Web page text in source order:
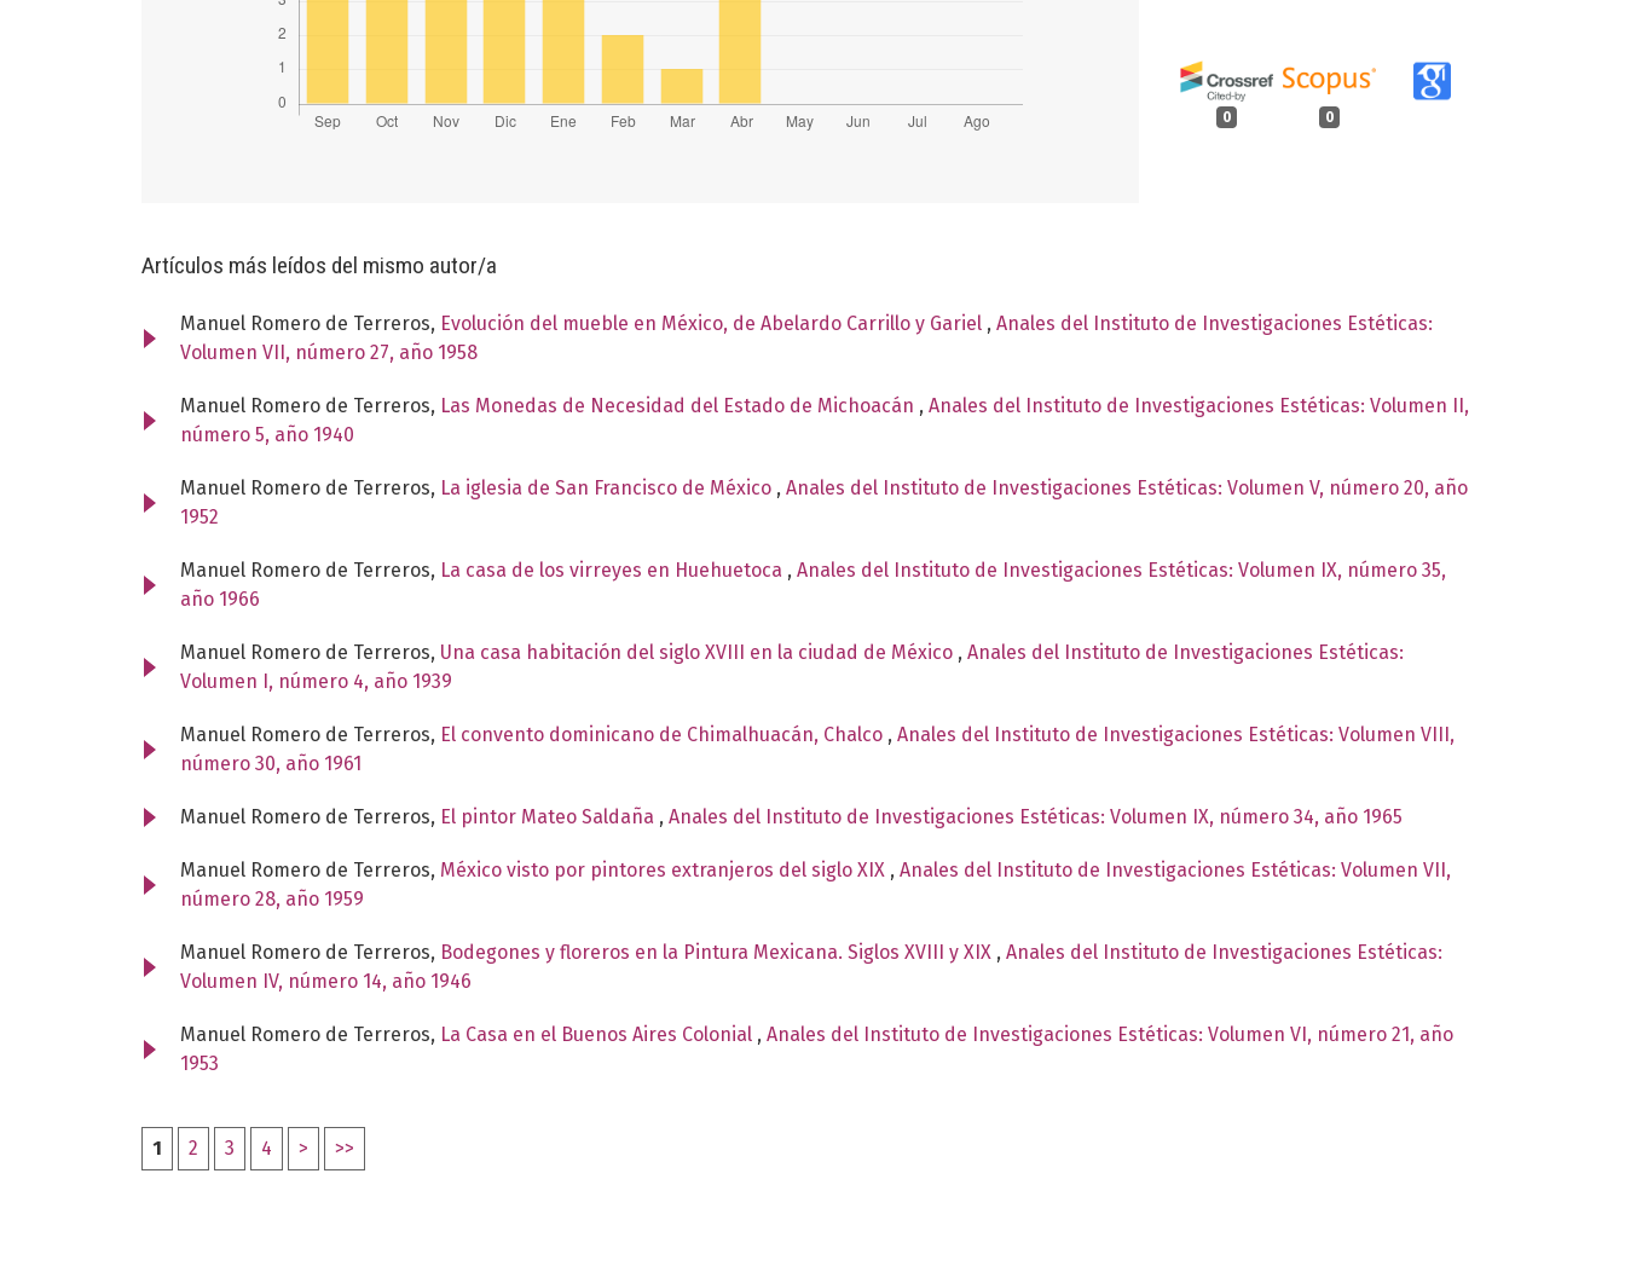
0 0
Artículos más leídos del mismo autor/a
Manuel Romero de Terreros, Evolución del mueble en México, de Abelardo Carrillo y Gariel , Anales del Instituto de Investigaciones Estéticas:
Volumen VII, número 27, año 1958
Manuel Romero de Terreros, Las Monedas de Necesidad del Estado de Michoacán , Anales del Instituto de Investigaciones Estéticas: Volumen II,
número 5, año 1940
Manuel Romero de Terreros, La iglesia de San Francisco de México , Anales del Instituto de Investigaciones Estéticas: Volumen V, número 20, año
1952
Manuel Romero de Terreros, La casa de los virreyes en Huehuetoca , Anales del Instituto de Investigaciones Estéticas: Volumen IX, número 35,
año 1966
Manuel Romero de Terreros, Una casa habitación del siglo XVIII en la ciudad de México , Anales del Instituto de Investigaciones Estéticas:
Volumen I, número 4, año 1939
Manuel Romero de Terreros, El convento dominicano de Chimalhuacán, Chalco , Anales del Instituto de Investigaciones Estéticas: Volumen VIII,
número 30, año 1961
Manuel Romero de Terreros, El pintor Mateo Saldaña , Anales del Instituto de Investigaciones Estéticas: Volumen IX, número 34, año 1965
Manuel Romero de Terreros, México visto por pintores extranjeros del siglo XIX , Anales del Instituto de Investigaciones Estéticas: Volumen VII,
número 28, año 1959
Manuel Romero de Terreros, Bodegones y floreros en la Pintura Mexicana. Siglos XVIII y XIX , Anales del Instituto de Investigaciones Estéticas:
Volumen IV, número 14, año 1946
Manuel Romero de Terreros, La Casa en el Buenos Aires Colonial , Anales del Instituto de Investigaciones Estéticas: Volumen VI, número 21, año
1953
1 2 3 4 > >>